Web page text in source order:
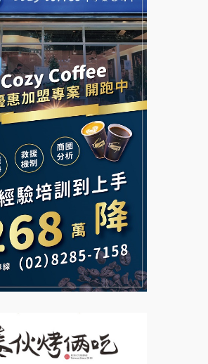
義大利麵加盟說明
加盟說明會
吃加盟說明會
盟說明會
丘加盟說明會
果加盟說明會
Café 漫步藍咖啡加盟
板燒加盟說明會
美妝】誠徵行政櫃檯
酸奶大獅加盟說明會
盟說明會
鍋加盟說明會
無人販售所加盟明會
好湯加盟說明會
加盟說明會
盟說明會
雞加盟說明會
加盟說明會
泡 BOHO POPO加盟說